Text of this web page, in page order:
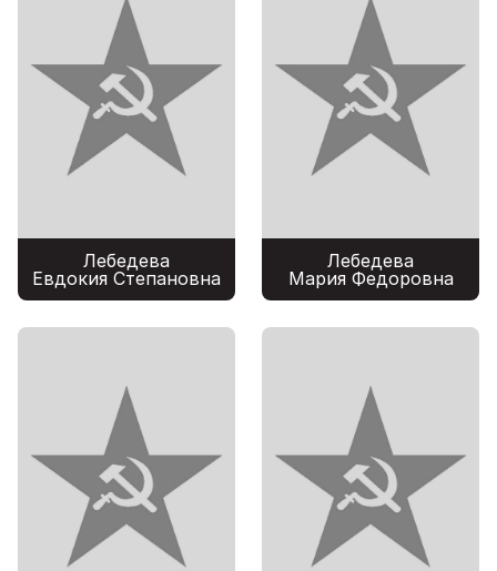
Лебедева
Евдокия Степановна
Лебедева
Мария Федоровна